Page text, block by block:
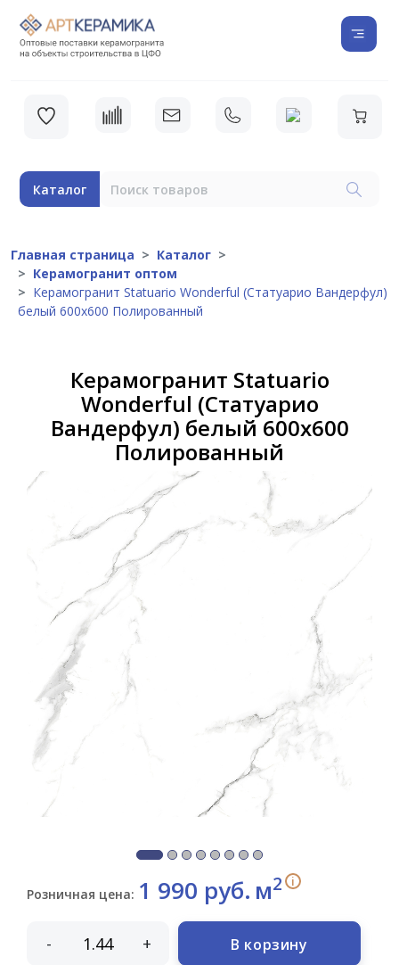
Каталог
Главная страница
Каталог
Керамогранит оптом
Керамогранит Statuario Wonderful (Статуарио Вандерфул)
белый 600x600 Полированный
Керамогранит Statuario
Wonderful (Статуарио
Вандерфул) белый 600x600
Полированный
Розничная цена: 1 990 руб. м2 i
- + В корзину